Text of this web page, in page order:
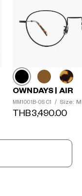
OWNDAYS | AIR
MM1001B-0S C1 / Size: M
THB3,490.00